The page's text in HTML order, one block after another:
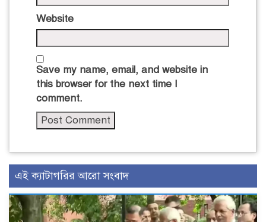
Website
Save my name, email, and website in
this browser for the next time I
comment.
এই ক্যাটাগরির আরো সংবাদ